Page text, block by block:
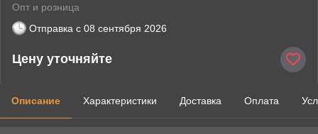
Опт и розница
Отправка с 08 сентября 2026
Цену уточняйте
Описание Характеристики Доставка Оплата